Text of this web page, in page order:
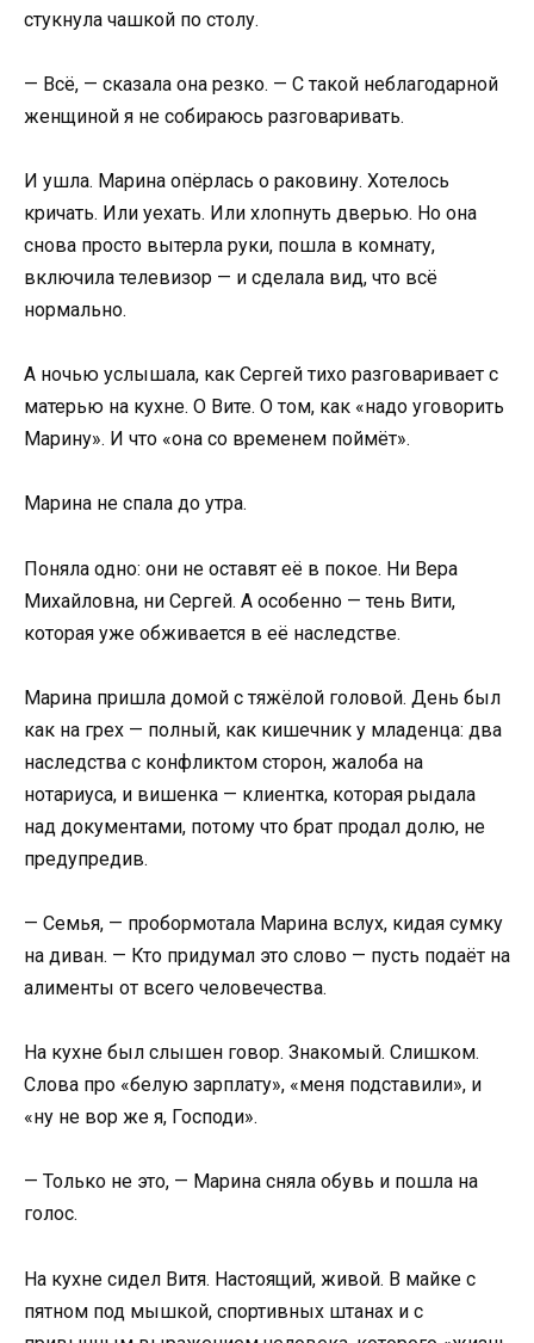
стукнула чашкой по столу.
— Всё, — сказала она резко. — С такой неблагодарной
женщиной я не собираюсь разговаривать.
И ушла. Марина опёрлась о раковину. Хотелось
кричать. Или уехать. Или хлопнуть дверью. Но она
снова просто вытерла руки, пошла в комнату,
включила телевизор — и сделала вид, что всё
нормально.
А ночью услышала, как Сергей тихо разговаривает с
матерью на кухне. О Вите. О том, как «надо уговорить
Марину». И что «она со временем поймёт».
Марина не спала до утра.
Поняла одно: они не оставят её в покое. Ни Вера
Михайловна, ни Сергей. А особенно — тень Вити,
которая уже обживается в её наследстве.
Марина пришла домой с тяжёлой головой. День был
как на грех — полный, как кишечник у младенца: два
наследства с конфликтом сторон, жалоба на
нотариуса, и вишенка — клиентка, которая рыдала
над документами, потому что брат продал долю, не
предупредив.
— Семья, — пробормотала Марина вслух, кидая сумку
на диван. — Кто придумал это слово — пусть подаёт на
алименты от всего человечества.
На кухне был слышен говор. Знакомый. Слишком.
Слова про «белую зарплату», «меня подставили», и
«ну не вор же я, Господи».
— Только не это, — Марина сняла обувь и пошла на
голос.
На кухне сидел Витя. Настоящий, живой. В майке с
пятном под мышкой, спортивных штанах и с